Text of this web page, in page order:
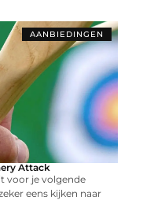
AANBIEDINGEN
Attack
voor je volgende
eens kijken naar